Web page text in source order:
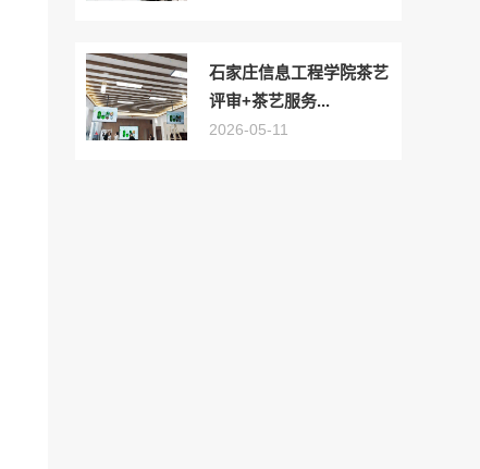
石家庄信息工程学院茶艺
评审+茶艺服务...
2026-05-11